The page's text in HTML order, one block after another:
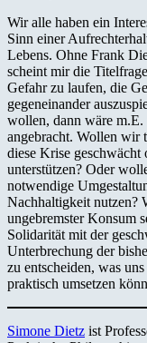
Wir alle haben ein
Sinn einer
Lebens. Ohne Frank
scheint mir die
Gefahr zu laufen, die
gegeneinander
wollen, dann wäre m.E.
angebracht. Wollen wir
diese Krise
unterstützen? Oder
notwendige
Nachhaltigkeit nutzen?
ungebremster Konsum
Solidarität mit der
Unterbrechung der
zu entscheiden, was
praktisch umsetzen
Simone Dietz ist